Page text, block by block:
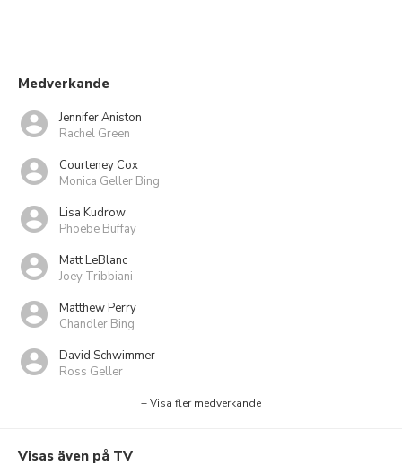
Medverkande
Jennifer Aniston
Rachel Green
Courteney Cox
Monica Geller Bing
Lisa Kudrow
Phoebe Buffay
Matt LeBlanc
Joey Tribbiani
Matthew Perry
Chandler Bing
David Schwimmer
Ross Geller
+ Visa fler medverkande
Visas även på TV